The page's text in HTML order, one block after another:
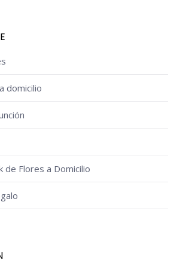
domicilio
de Flores a Domicilio